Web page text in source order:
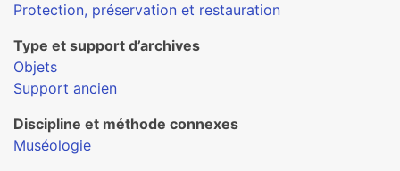
Protection, préservation et restauration
Type et support d’archives
Objets
Support ancien
Discipline et méthode connexes
Muséologie